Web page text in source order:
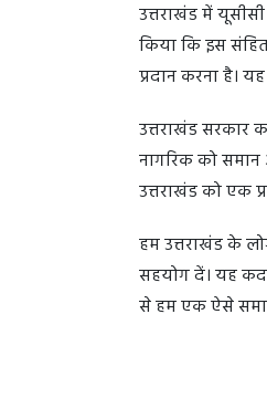
उत्तराखंड में
किया कि इस
प्रदान करना है।
उत्तराखंड सरकार
नागरिक को
उत्तराखंड को एक
हम उत्तराखंड के
सहयोग दें। यह
से हम एक ऐसे